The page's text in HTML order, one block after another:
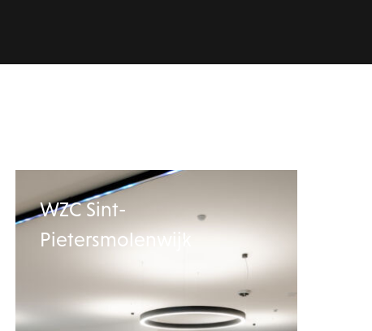
WZC Sint-
Pietersmolenwijk